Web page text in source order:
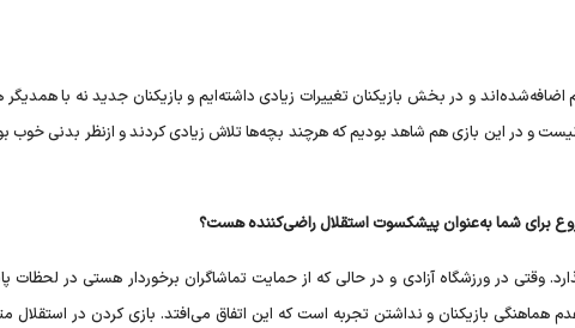
و در بخش بازیکنان تغییرات زیادی داشته‌ایم و بازیکنان جدید نه با
و در این بازی هم شاهد بودیم که هرچند بچه‌ها تلاش زیادی کردند و ازنظر بدنی خوب
برای شما به‌عنوان پیشکسوت استقلال راضی‌کننده هست؟
وقتی در ورزشگاه آزادی و در حالی که از حمایت تماشاگران برخوردار هستی در لحظات
بازیکنان و نداشتن تجربه است که این اتفاق می‌افتد. بازی کردن در استقلال